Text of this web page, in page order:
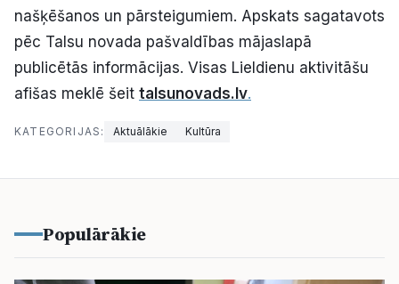
našķēšanos un pārsteigumiem. Apskats sagatavots
pēc Talsu novada pašvaldības mājaslapā
publicētās informācijas. Visas Lieldienu aktivitāšu
afišas meklē šeit talsunovads.lv.
KATEGORIJAS: Aktuālākie Kultūra
Populārākie